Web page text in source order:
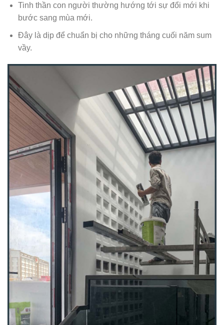
Tinh thần con người thường hướng tới sự đổi mới khi
bước sang mùa mới.
Đây là dịp để chuẩn bị cho những tháng cuối năm sum
vầy.